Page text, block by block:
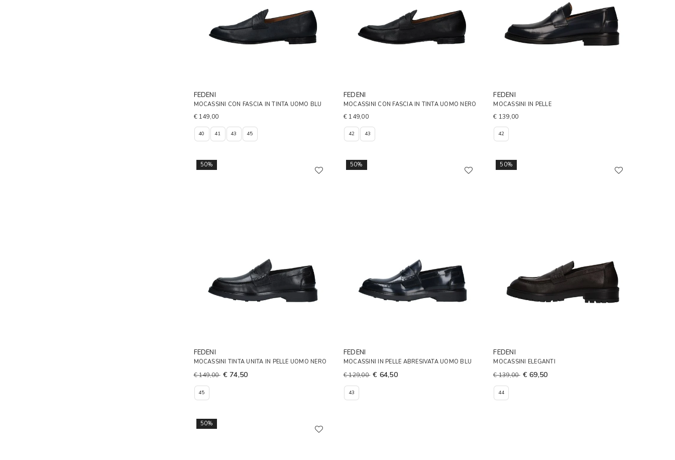
FEDENI
MOCASSINI CON FASCIA IN TINTA UOMO BLU
€ 149,00
40 41 43 45
FEDENI
MOCASSINI CON FASCIA IN TINTA UOMO NERO
€ 149,00
42 43
FEDENI
MOCASSINI IN PELLE
€ 139,00
42
50%
FEDENI
MOCASSINI TINTA UNITA IN PELLE UOMO NERO
€ 149,00 € 74,50
45
50%
FEDENI
MOCASSINI IN PELLE ABRESIVATA UOMO BLU
€ 129,00 € 64,50
43
50%
FEDENI
MOCASSINI ELEGANTI
€ 139,00 € 69,50
44
50%